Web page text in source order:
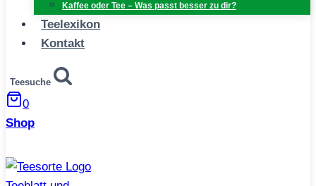
Kaffee oder Tee – Was passt besser zu dir?
Teelexikon
Kontakt
Teesuche
0
Shop